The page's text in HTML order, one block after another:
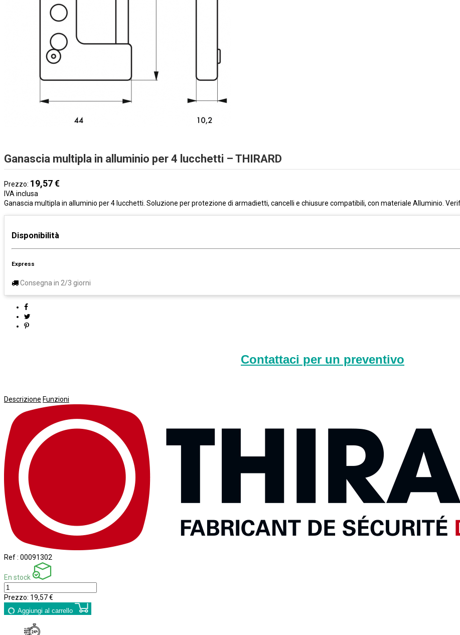
Ganascia multipla in alluminio per 4 lucchetti – THIRARD
Prezzo: 19,57 €
IVA inclusa
Ganascia multipla in alluminio per 4 lucchetti. Soluzione per protezione di armadietti, cancelli e chiusure compatibili, con materiale Alluminio.
Disponibilità
Express
Consegna in 2/3 giorni
Contattaci per un preventivo
Descrizione Funzioni
Ref : 00091302
En stock
Prezzo: 19,57 €
Aggiungi al carrello